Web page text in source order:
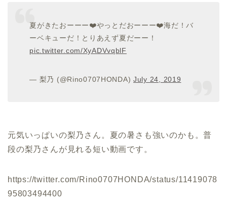
夏がきたおーーー❤️やっとだおーーー❤️海だ！バ
ーベキューだ！とりあえず夏だーー！
pic.twitter.com/XyADVvqblF
— 梨乃 (@Rino0707HONDA)July 24, 2019
元気いっぱいの梨乃さん。夏の暑さも強いのかも。普
段の梨乃さんが見れる短い動画です。
https://twitter.com/Rino0707HONDA/status/11419078
95803494400